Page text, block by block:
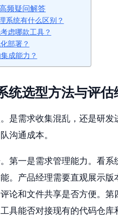
频疑问解答
系统有什么区别？
虑哪款工具？
部署？
成能力？
统选型方法与评估
是需求收集混乱，还是研
沟通成本。
第一是需求管理能力。看
。产品经理需要直观展示
论和文件共享是否方便。
具能否对接现有的代码仓